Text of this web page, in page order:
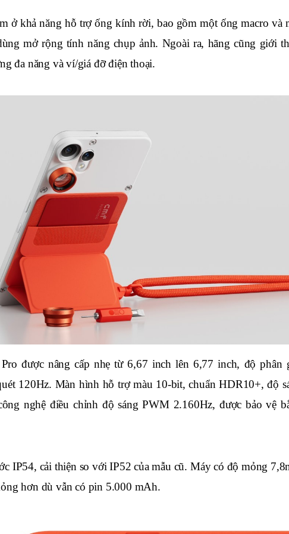
ở khả năng hỗ trợ ống kính rời, bao gồm một ống macro và
mở rộng tính năng chụp ảnh. Ngoài ra, hãng cũng giới
đa năng và ví/giá đỡ điện thoại.
được nâng cấp nhẹ từ 6,67 inch lên 6,77 inch, độ phân
120Hz. Màn hình hỗ trợ màu 10-bit, chuẩn HDR10+, độ
nghệ điều chỉnh độ sáng PWM 2.160Hz, được bảo vệ
IP54, cải thiện so với IP52 của mẫu cũ. Máy có độ mỏng
hơn dù vẫn có pin 5.000 mAh.